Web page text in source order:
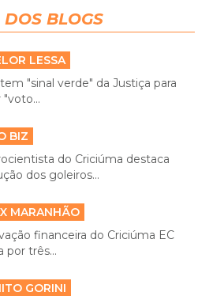
BLOGS
LESSA
"sinal verde" da Justiça para
"voto...
BIZ
do Criciúma destaca
dos goleiros...
MARANHÃO
financeira do Criciúma EC
por três...
GORINI